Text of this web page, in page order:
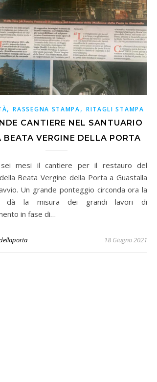
,RASSEGNA STAMPA, RITAGLI STAMPA
CANTIERE NEL SANTUARIO
BEATA VERGINE DELLA PORTA
mesi il cantiere per il restauro del
Beata Vergine della Porta a Guastalla
Un grande ponteggio circonda ora la
dà la misura dei grandi lavori di
in fase di…
18 Giugno 2021